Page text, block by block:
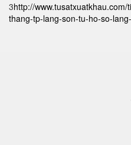
3http://
thang-tp-lang-son-tu-ho-so-